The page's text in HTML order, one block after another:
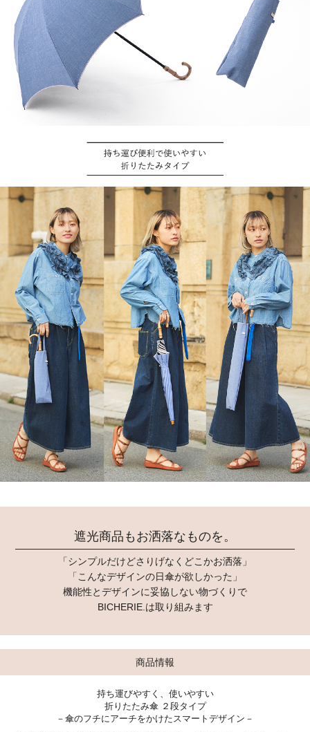
遮光商品もお洒落なものを。
「シンプルだけどさりげなくどこかお洒落」
「こんなデザインの日傘が欲しかった」
機能性とデザインに妥協しない物づくりで
BICHERIE.は取り組みます
商品情報
持ち運びやすく、使いやすい
折りたたみ傘 ２段タイプ
－傘のフチにアーチをかけたスマートデザイン－